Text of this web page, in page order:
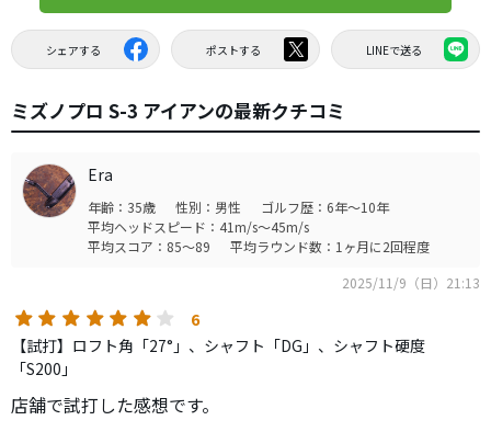
シェアする ポストする LINEで送る
ミズノプロ S-3 アイアンの最新クチコミ
Era
年齢：35歳 性別：男性
ゴルフ歴：6年～10年
平均ヘッドスピード：41m/s～45m/s
平均スコア：85～89
平均ラウンド数：1ヶ月に2回程度
2025/11/9（日）21:13
6
【試打】ロフト角「27°」、シャフト「DG」、シャフト硬度
「S200」
店舗で試打した感想です。